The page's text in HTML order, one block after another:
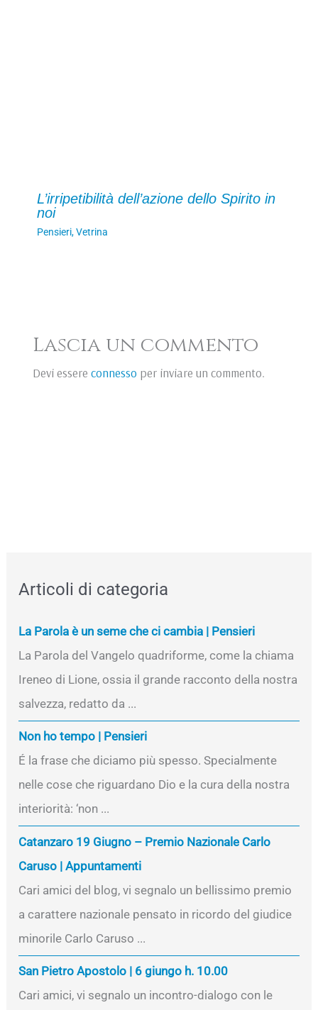
L’irripetibilità dell’azione dello Spirito in
noi
Pensieri,Vetrina
Lascia un commento
Devi essere connesso per inviare un commento.
Articoli di categoria
La Parola è un seme che ci cambia | Pensieri
La Parola del Vangelo quadriforme, come la chiama
Ireneo di Lione, ossia il grande racconto della nostra
salvezza, redatto da ...
Non ho tempo | Pensieri
É la frase che diciamo più spesso. Specialmente
nelle cose che riguardano Dio e la cura della nostra
interiorità: ‘non ...
Catanzaro 19 Giugno – Premio Nazionale Carlo
Caruso | Appuntamenti
Cari amici del blog, vi segnalo un bellissimo premio
a carattere nazionale pensato in ricordo del giudice
minorile Carlo Caruso ...
San Pietro Apostolo | 6 giungo h. 10.00
Cari amici, vi segnalo un incontro-dialogo con le